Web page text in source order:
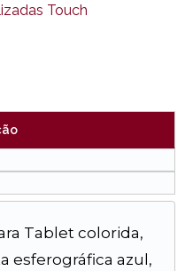
Touch
Tablet colorida,
esferográfica azul,